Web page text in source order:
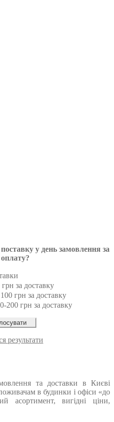
у день замовлення за
за доставку
грн за доставку
200 грн за доставку
результати
та доставки в Києві
в будинки і офіси «до
асортимент, вигідні ціни,